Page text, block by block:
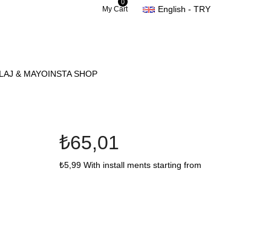
English - TRY
My Cart
0
& MAYOINSTA SHOP
₺65,01
₺5,99 With install ments starting from